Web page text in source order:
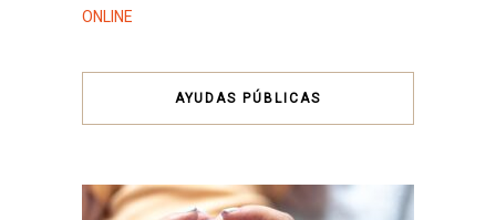
ONLINE
AYUDAS PÚBLICAS